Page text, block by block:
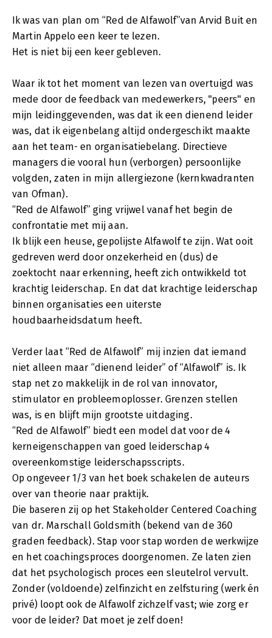
Ik was van plan om “Red de Alfawolf”van Arvid Buit en
Martin Appelo een keer te lezen.
Het is niet bij een keer gebleven.
Waar ik tot het moment van lezen van overtuigd was
mede door de feedback van medewerkers, "peers" en
mijn leidinggevenden, was dat ik een dienend leider
was, dat ik eigenbelang altijd ondergeschikt maakte
aan het team- en organisatiebelang. Directieve
managers die vooral hun (verborgen) persoonlijke
volgden, zaten in mijn allergiezone (kernkwadranten
van Ofman).
“Red de Alfawolf” ging vrijwel vanaf het begin de
confrontatie met mij aan.
Ik blijk een heuse, gepolijste Alfawolf te zijn. Wat ooit
gedreven werd door onzekerheid en (dus) de
zoektocht naar erkenning, heeft zich ontwikkeld tot
krachtig leiderschap. En dat dat krachtige leiderschap
binnen organisaties een uiterste
houdbaarheidsdatum heeft.
Verder laat “Red de Alfawolf” mij inzien dat iemand
niet alleen maar “dienend leider” of “Alfawolf” is. Ik
stap net zo makkelijk in de rol van innovator,
stimulator en probleemoplosser. Grenzen stellen
was, is en blijft mijn grootste uitdaging.
“Red de Alfawolf” biedt een model dat voor de 4
kerneigenschappen van goed leiderschap 4
overeenkomstige leiderschapsscripts.
Op ongeveer 1/3 van het boek schakelen de auteurs
over van theorie naar praktijk.
Die baseren zij op het Stakeholder Centered Coaching
van dr. Marschall Goldsmith (bekend van de 360
graden feedback). Stap voor stap worden de werkwijze
en het coachingsproces doorgenomen. Ze laten zien
dat het psychologisch proces een sleutelrol vervult.
Zonder (voldoende) zelfinzicht en zelfsturing (werk én
privé) loopt ook de Alfawolf zichzelf vast; wie zorg er
voor de leider? Dat moet je zelf doen!